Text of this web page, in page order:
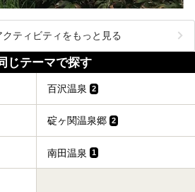
ティビティをもっと見る
じテーマで探す
百沢温泉 2
碇ヶ関温泉郷 2
南田温泉 1